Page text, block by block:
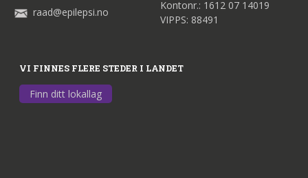
raad@epilepsi.no
Kontonr.: 1612 07 14019
VIPPS: 88491
VI FINNES FLERE STEDER I LANDET
Finn ditt lokallag